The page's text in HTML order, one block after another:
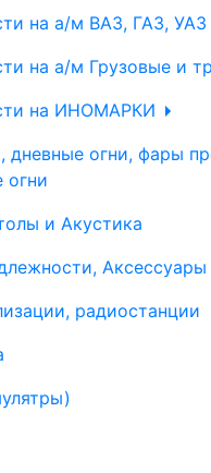
на а/м ВАЗ, ГАЗ,
на а/м Грузовые и
на ИНОМАРКИ
дневные огни, фары
огни
и Акустика
Аксессуары
радиостанции